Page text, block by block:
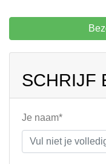
SCHRIJF
Je naam*